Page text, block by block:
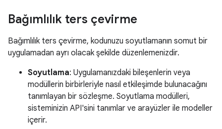
Bağımlılık ters çevirme
Bağımlılık ters çevirme, kodunuzu soyutlamanın somut bir
uygulamadan ayrı olacak şekilde düzenlemenizdir.
Soyutlama: Uygulamanızdaki bileşenlerin veya
modüllerin birbirleriyle nasıl etkileşimde bulunacağını
tanımlayan bir sözleşme. Soyutlama modülleri,
sisteminizin API'sini tanımlar ve arayüzler ile modeller
içerir.